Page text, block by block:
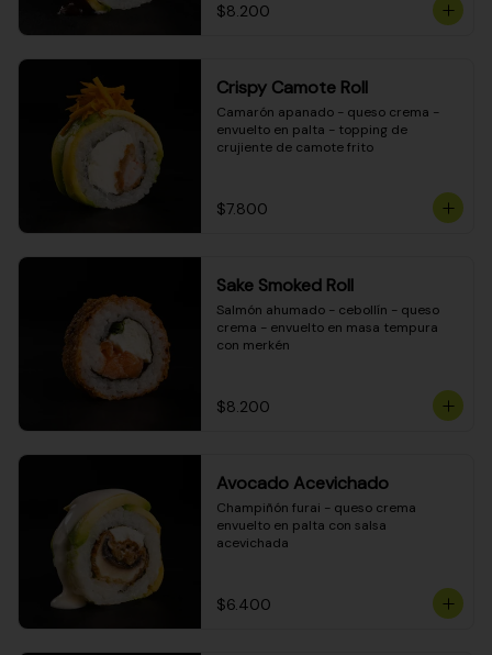
$8.200
Crispy Camote Roll
Camarón apanado - queso crema -
envuelto en palta - topping de
crujiente de camote frito
$7.800
Sake Smoked Roll
Salmón ahumado - cebollín - queso
crema - envuelto en masa tempura
con merkén
$8.200
Avocado Acevichado
Champiñón furai - queso crema
envuelto en palta con salsa
acevichada
$6.400